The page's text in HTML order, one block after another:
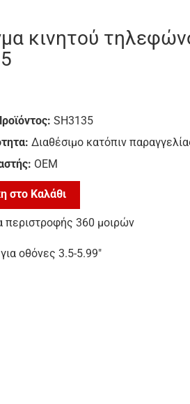
κινητού
SH3135
Διαθέσιμο κατόπιν
ΟΕΜ
στο Καλάθι
περιστροφής 360 μοιρών
οθόνες 3.5-5.99″